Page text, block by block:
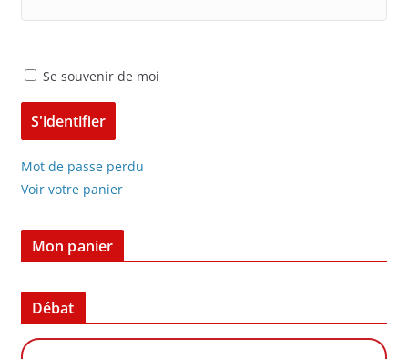
Se souvenir de moi
Mot de passe perdu
Voir votre panier
Mon panier
Débat